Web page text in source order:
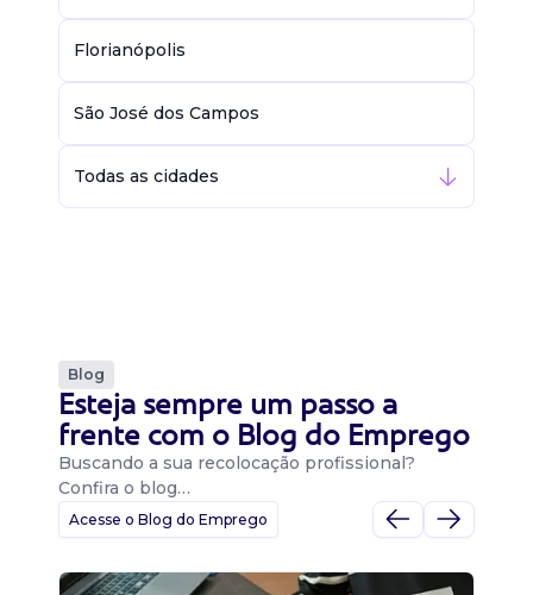
Florianópolis
São José dos Campos
Todas as cidades
Blog
Esteja sempre um passo a
frente com o Blog do Emprego
Buscando a sua recolocação profissional?
Confira o blog…
Acesse o Blog do Emprego